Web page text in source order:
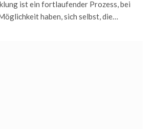
ist ein fortlaufender Prozess, bei
haben, sich selbst, die…